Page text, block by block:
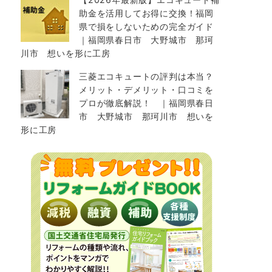
助金を活用してお得に交換！福岡
県で損をしないための完全ガイド
｜福岡県春日市 大野城市 那珂
川市 想いを形に工房
三菱エコキュートの評判は本当？
メリット・デメリット・口コミを
プロが徹底解説！ ｜福岡県春日
市 大野城市 那珂川市 想いを
形に工房